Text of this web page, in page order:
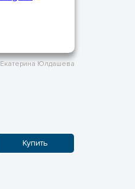
Екатерина Юлдашева
Купить